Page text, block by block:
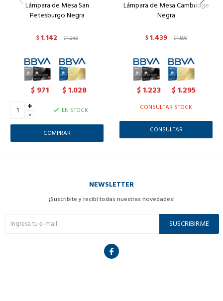
Lámpara de Mesa San
Petesburgo Negra
$1.142 $1.269
$ 971 $1.028
+
- EN STOCK
Lámpara de Mesa Cambridge
Negra
$1.439 $1.599
$1.223 $1.295
CONSULTAR STOCK
CONSULTAR
NEWSLETTER
¡Suscribite y recibí todas nuestras novedades!
SUSCRIBIRME
